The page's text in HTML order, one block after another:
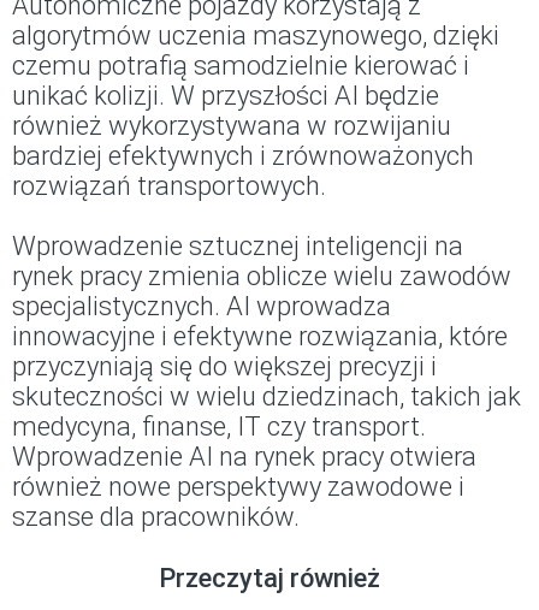
algorytmów uczenia maszynowego, dzięki
czemu potrafią samodzielnie kierować i
unikać kolizji. W przyszłości AI będzie
również wykorzystywana w rozwijaniu
bardziej efektywnych i zrównoważonych
rozwiązań transportowych.
Wprowadzenie sztucznej inteligencji na
rynek pracy zmienia oblicze wielu zawodów
specjalistycznych. AI wprowadza
innowacyjne i efektywne rozwiązania, które
przyczyniają się do większej precyzji i
skuteczności w wielu dziedzinach, takich jak
medycyna, finanse, IT czy transport.
Wprowadzenie AI na rynek pracy otwiera
również nowe perspektywy zawodowe i
szanse dla pracowników.
Przeczytaj również